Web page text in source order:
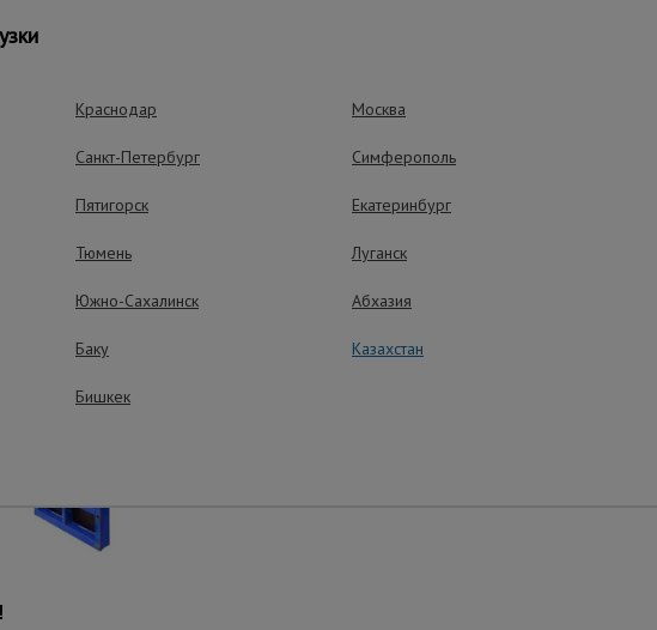
– эффективная работа
Высокая оборачиваемость
Защитное порошково-полимерное
Краснодар Москва
Санкт-Петербург Симферополь
Пятигорск Екатеринбург
Тюмень Луганск
Южно-Сахалинск Абхазия
Баку Казахстан
Бишкек